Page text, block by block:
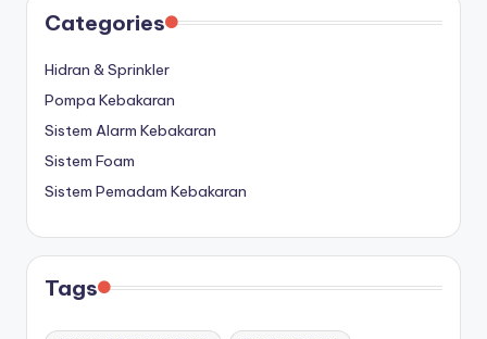
Categories
Hidran & Sprinkler
Pompa Kebakaran
Sistem Alarm Kebakaran
Sistem Foam
Sistem Pemadam Kebakaran
Tags